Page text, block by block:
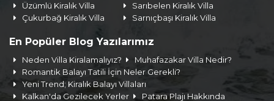
Üzümlü Kiralık Villa
Sarıbelen Kiralık Villa
Çukurbağ Kiralık Villa
Sarnıçbaşı Kiralık Villa
En Popüler Blog Yazılarımız
Neden Villa Kiralamalıyız?
Muhafazakar Villa Nedir?
Romantik Balayı Tatili İçin Neler Gerekli?
Yeni Trend; Kiralık Balayı Villaları
Kalkan'da Gezilecek Yerler
Patara Plajı Hakkında